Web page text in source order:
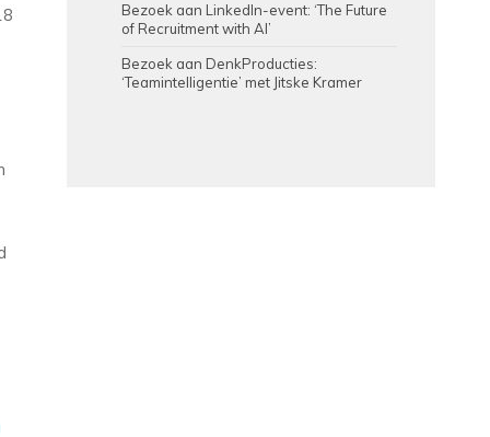
Bezoek aan LinkedIn-event: ‘The Future
of Recruitment with AI’
Bezoek aan DenkProducties:
‘Teamintelligentie’ met Jitske Kramer